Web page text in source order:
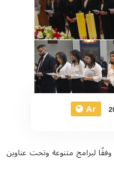
Ar
وفقًا لبرامج متنوعة وتحت عناوين